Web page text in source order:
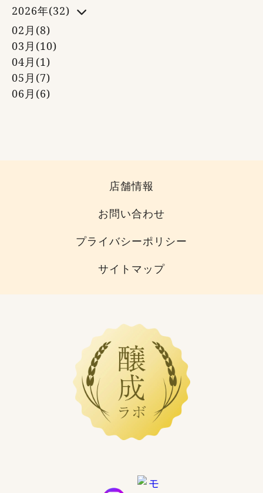
2026年(32)
02月(8)
03月(10)
04月(1)
05月(7)
06月(6)
店舗情報
お問い合わせ
プライバシーポリシー
サイトマップ